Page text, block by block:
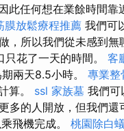
此任何想在業餘時間靠
膜放鬆療程推薦 我們可
，所以我們從未感到無
花了一天的時間。 客
兩天8.5小時。 專業整
算。 ssl 家族墓 我們可
多的人開放，但我們還
飛機完成。 桃園除白